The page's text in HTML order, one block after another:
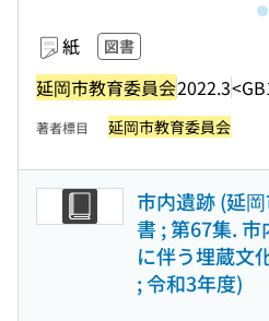
紙 図書
延岡市教育委員会2022.3
著者標目 延岡市教育委員会
市内遺跡 (延
書 ; 第67集.
に伴う埋蔵文
; 令和3年度)